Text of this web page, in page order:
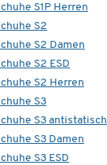
S1P Herren
S2
S2 Damen
S2 ESD
S2 Herren
S3
S3 antistatisch
S3 Damen
S3 ESD